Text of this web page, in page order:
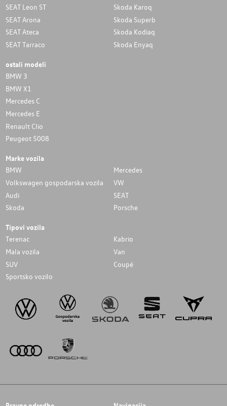
SEAT Leon ST
SEAT Arona
SEAT Ateca
SEAT Tarraco
Skoda Karoq
Skoda Superb
Skoda Kodiaq
Skoda Enyaq
ostali modeli
BMW 3
BMW X1
Mercedes C
Mercedes E
Renault Clio
Peugeot 5008
Marke vozila
BMW
Mercedes
Volkswagen gospodarska vozila
VW
Audi
SEAT
Skoda
Porsche
Tipovi vozila
Terenac
Kabrio
Mala vozila
Van
SUV
Coupé
Sportsko vozilo